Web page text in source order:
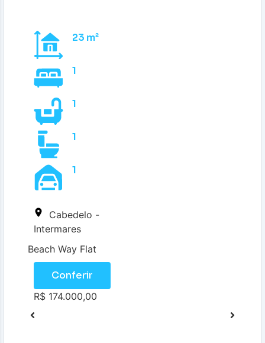
23 m²
1
1
1
1
Cabedelo -
Intermares
Beach Way Flat
Conferir
R$ 174.000,00